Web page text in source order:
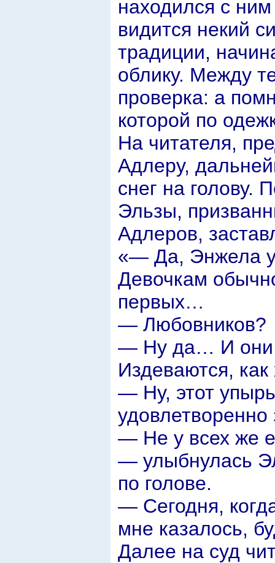
находился с
видится некий
традиции,
облику. Между
проверка: а
которой по
На читателя,
Адлеру,
снег на голову.
Эльзы,
Адлеров,
«— Да, Энжела у
Девочкам
первых…
— Любовников?
— Ну да… И они,
Издеваются,
— Ну, этот
удовлетворенно
— Не у всех же
— улыбнулась
по голове.
— Сегодня,
мне казалось,
Далее на суд